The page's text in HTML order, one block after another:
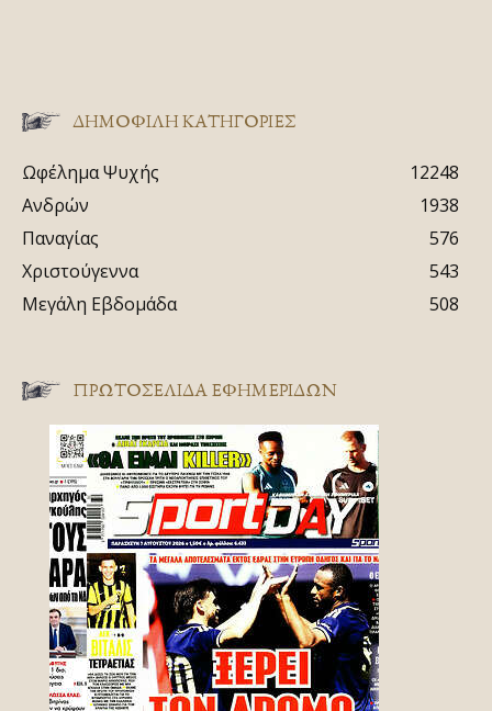
ΔΗΜΟΦΙΛΗ ΚΑΤΗΓΟΡΙΕΣ
Ωφέλημα Ψυχής
12248
Ανδρών
1938
Παναγίας
576
Χριστούγεννα
543
Μεγάλη Εβδομάδα
508
ΠΡΩΤΟΣΈΛΙΔΑ ΕΦΗΜΕΡΊΔΩΝ